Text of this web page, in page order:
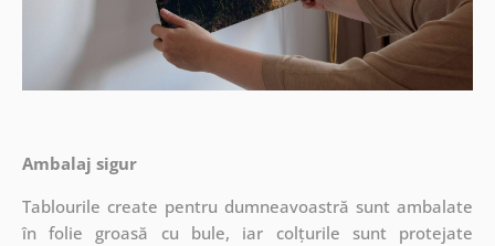
Ambalaj sigur
Tablourile create pentru dumneavoastră sunt ambalate
în folie groasă cu bule, iar colțurile sunt protejate